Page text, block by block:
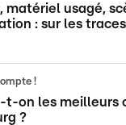
matériel usagé,
: sur les
!
t-on les meilleurs
?